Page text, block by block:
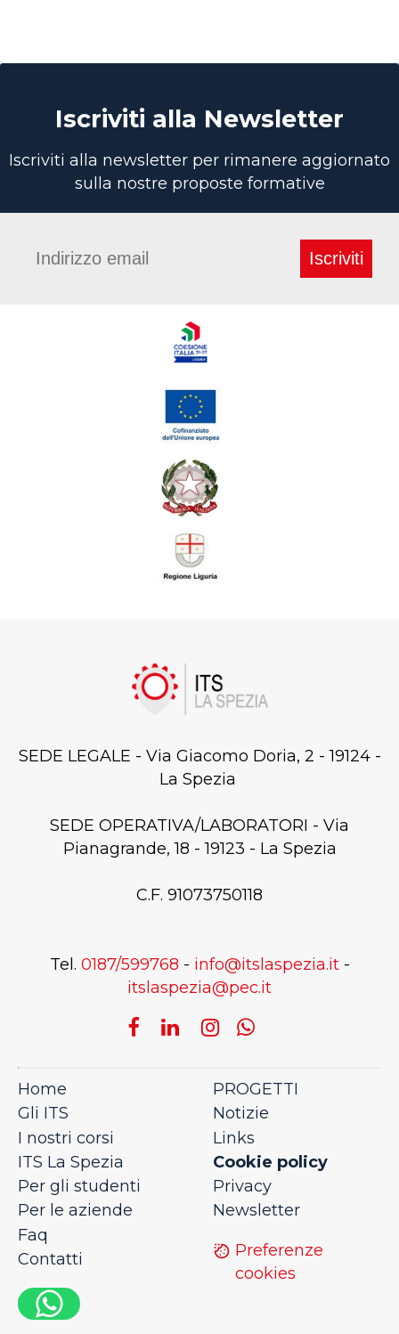
Iscriviti alla Newsletter
Iscriviti alla newsletter per rimanere aggiornato
sulla nostre proposte formative
Iscriviti
SEDE LEGALE - Via Giacomo Doria, 2 - 19124 -
La Spezia
SEDE OPERATIVA/LABORATORI - Via
Pianagrande, 18 - 19123 - La Spezia
C.F. 91073750118
Tel. 0187/599768 - info@itslaspezia.it-
itslaspezia@pec.it
Home
Gli ITS
I nostri corsi
ITS La Spezia
Per gli studenti
Per le aziende
Faq
Contatti
PROGETTI
Notizie
Links
Cookie policy
Privacy
Newsletter
Preferenze
cookies
0,6397